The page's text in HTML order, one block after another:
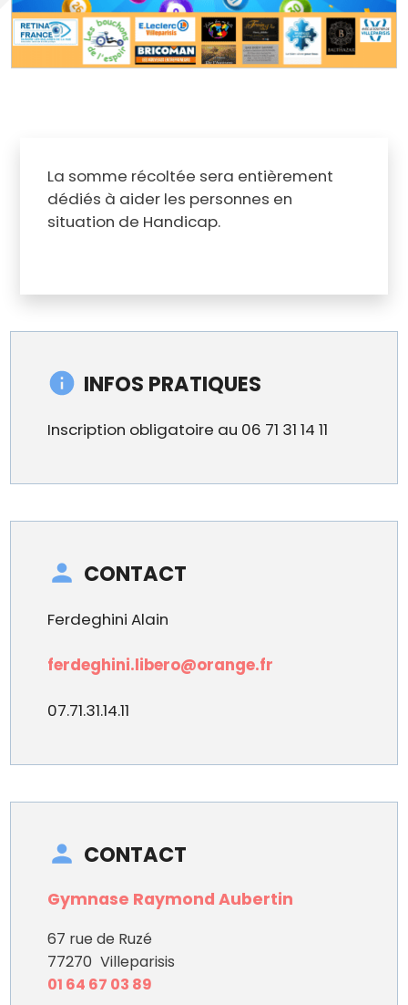
La somme récoltée sera entièrement
dédiés à aider les personnes en
situation de Handicap.
INFOS PRATIQUES
Inscription obligatoire au 06 71 31 14 11
CONTACT
Ferdeghini Alain
ferdeghini.libero@orange.fr
07.71.31.14.11
CONTACT
Gymnase Raymond Aubertin
67 rue de Ruzé
77270 Villeparisis
01 64 67 03 89